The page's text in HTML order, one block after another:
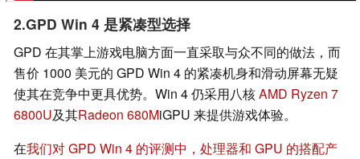
2.GPD Win 4 是紧凑型选择
GPD 在其掌上游戏电脑方面一直采取与众不同的做法，而
售价 1000 美元的 GPD Win 4 的紧凑机身和滑动屏幕无疑
使其在竞争中更具优势。Win 4 仍采用八核AMD Ryzen 7
6800U及其Radeon 680MiGPU 来提供游戏体验。
在我们对 GPD Win 4 的评测中，处理器和 GPU 的搭配产